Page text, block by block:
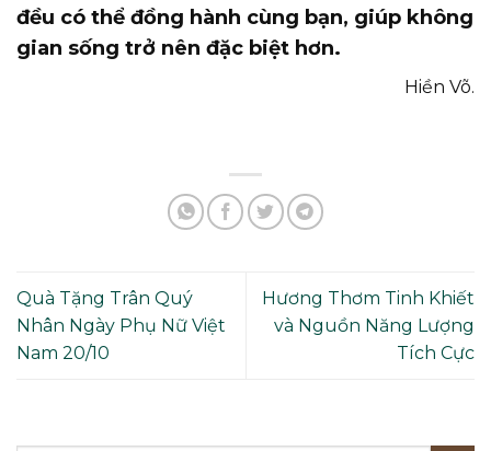
đều có thể đồng hành cùng bạn, giúp không
gian sống trở nên đặc biệt hơn.
Hiền Võ.
Quà Tặng Trân Quý
Nhân Ngày Phụ Nữ Việt
Nam 20/10
Hương Thơm Tinh Khiết
và Nguồn Năng Lượng
Tích Cực